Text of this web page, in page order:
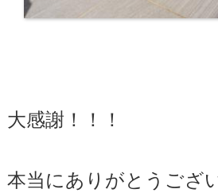
大感謝！！！
本当にありがとうござ